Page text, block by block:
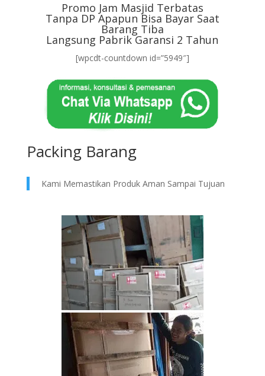
Promo Jam Masjid Terbatas
Tanpa DP Apapun Bisa Bayar Saat
Barang Tiba
Langsung Pabrik Garansi 2 Tahun
[wpcdt-countdown id=”5949″]
Packing Barang
Kami Memastikan Produk Aman Sampai Tujuan